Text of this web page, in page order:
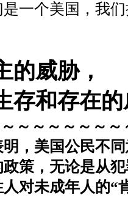
一个美国，我
的威胁，
存和存在
～～～～～～
，美国公民不
策，无论是从
对未成年人的“